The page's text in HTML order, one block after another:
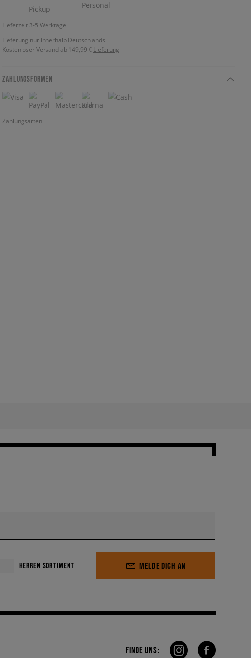
Lieferzeit 3-5 Werktage
Lieferung nur innerhalb Deutschlands
Kostenloser Versand ab 149,99 € Lieferung
ZAHLUNGSFORMEN
Zahlungsarten
HERREN SORTIMENT MELDE DICH AN
FINDE UNS: